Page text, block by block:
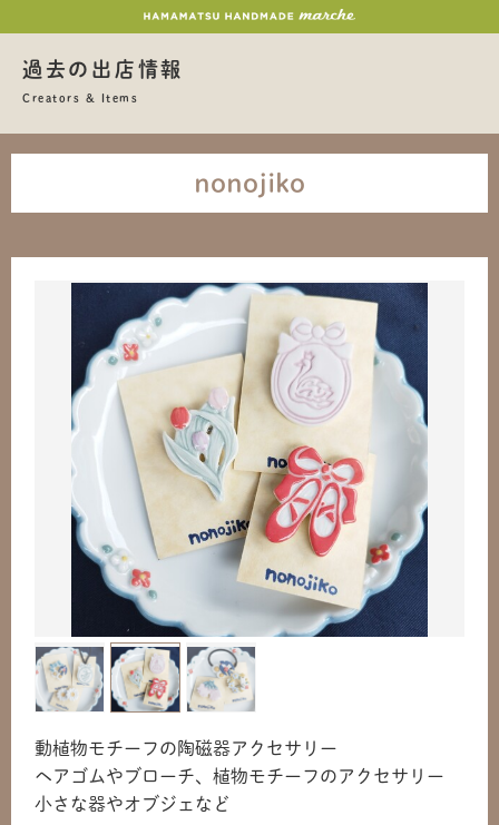
過去の出店情報
Creators & Items
nonojiko
動植物モチーフの陶磁器アクセサリー
ヘアゴムやブローチ、植物モチーフのアクセサリー
小さな器やオブジェなど